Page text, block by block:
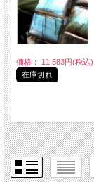
価格： 11,583円(税込)
在庫切れ